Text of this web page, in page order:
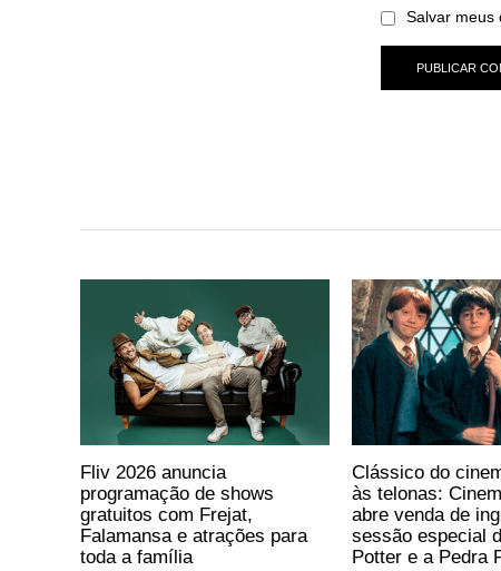
Salvar meus
Fliv 2026 anuncia
programação de shows
gratuitos com Frejat,
Falamansa e atrações para
toda a família
Clássico do
às telonas:
abre venda de
sessão especial
Potter e a Pedra